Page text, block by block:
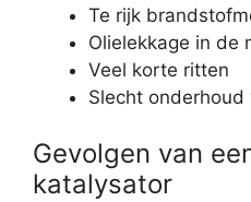
Te rijk
Olielekkage in de
Veel korte ritten
Slecht
Gevolgen van
katalysator